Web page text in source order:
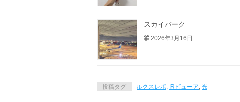
スカイパーク
2026年3月16日
投稿タグ ルクスレポ, IRビューア, 光